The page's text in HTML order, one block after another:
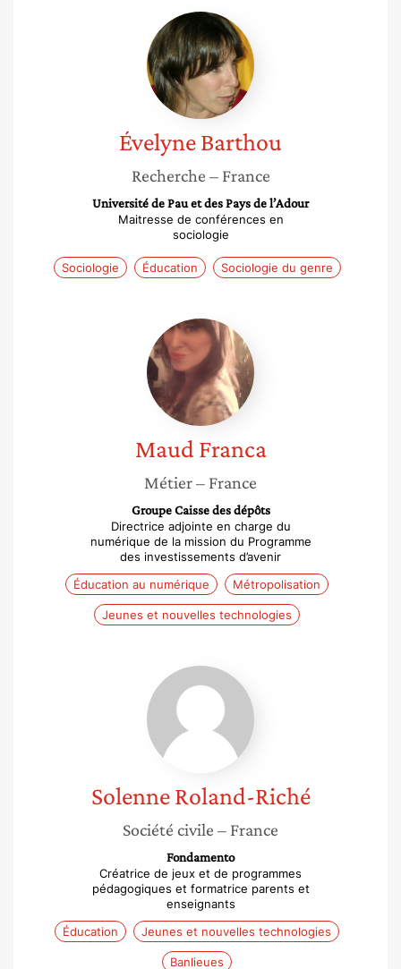
Évelyne
Barthou
ÉvelyneBarthou
Recherche – France
Université de Pau et des Pays de l’Adour
Maitresse de conférences en
sociologie
Sociologie Éducation Sociologie du genre
Maud
Franca
Maud Franca
Métier– France
Groupe Caisse des dépôts
Directrice adjointe en charge du
numérique de la mission du Programme
des investissements d’avenir
Éducation au numérique
Métropolisation
Jeunes et nouvelles technologies
Solenne
Roland-
Riché
Solenne Roland-Riché
Société civile – France
Fondamento
Créatrice de jeux et de programmes
pédagogiques et formatrice parents et
enseignants
Éducation
Jeunes et nouvelles technologies
Banlieues